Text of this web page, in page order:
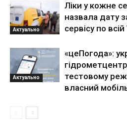
Актуально
Ліки у кожне
назвала дату
сервісу по всій
Актуально
«цеПогода»:
тестовому
власний